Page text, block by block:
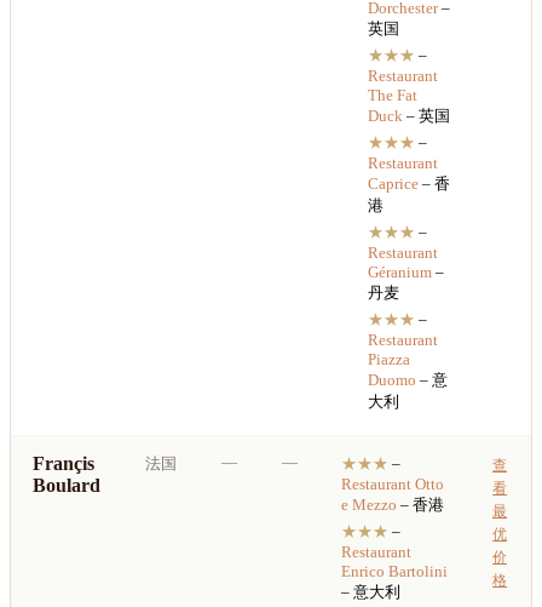
Dorchester–
英国
★★★ –
Restaurant
The Fat
Duck – 英国
★★★ –
Restaurant
Caprice – 香
港
★★★ –
Restaurant
Géranium –
丹麦
★★★ –
Restaurant
Piazza
Duomo – 意
大利
Françis
Boulard
法国 — — ★★★ –
RestaurantOtto
e Mezzo – 香港
★★★ –
Restaurant
Enrico Bartolini
– 意大利
查
看
最
优
价
格